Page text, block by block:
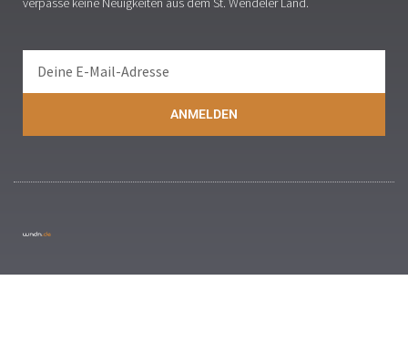
ANMELDEN